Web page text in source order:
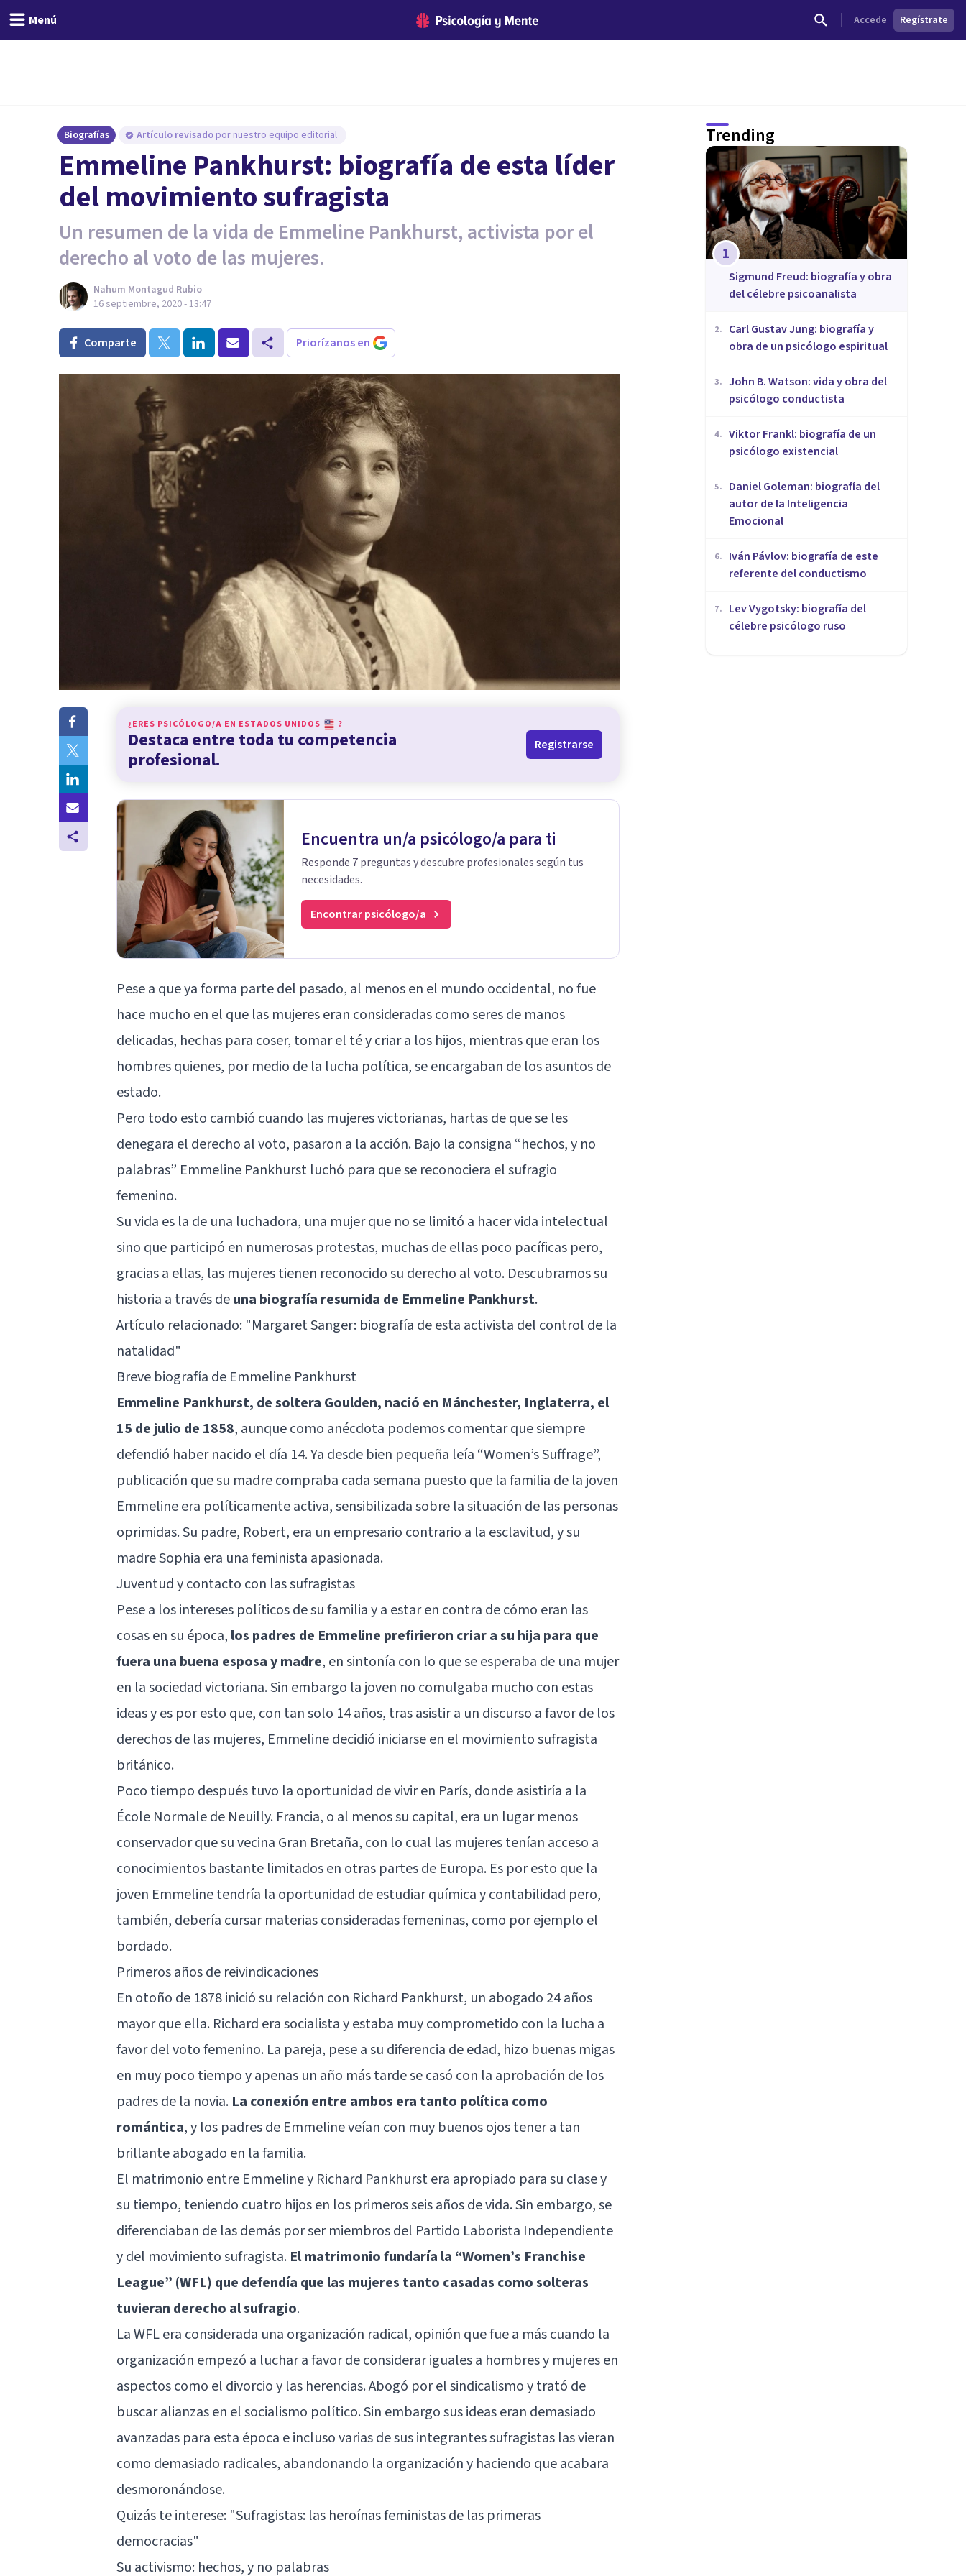
Menú Accede Regístrate
Biografías Artículo revisado por nuestro equipo editorial
Emmeline Pankhurst: biografía de esta líder
del movimiento sufragista
Un resumen de la vida de Emmeline Pankhurst, activista por el
derecho al voto de las mujeres.
Nahum Montagud Rubio
16 septiembre, 2020 - 13:47
Comparte Priorízanos en
¿ERES PSICÓLOGO/A EN ESTADOS UNIDOS ?
Destaca entre toda tu competencia
profesional.
Registrarse
Encuentra un/a psicólogo/a para ti
Responde 7 preguntas y descubre profesionales según tus
necesidades.
Encontrar psicólogo/a
Pese a que ya forma parte del pasado, al menos en el mundo occidental, no fue
hace mucho en el que las mujeres eran consideradas como seres de manos
delicadas, hechas para coser, tomar el té y criar a los hijos, mientras que eran los
hombres quienes, por medio de la lucha política, se encargaban de los asuntos de
estado.
Pero todo esto cambió cuando las mujeres victorianas, hartas de que se les
denegara el derecho al voto, pasaron a la acción. Bajo la consigna “hechos, y no
palabras” Emmeline Pankhurst luchó para que se reconociera el sufragio
femenino.
Su vida es la de una luchadora, una mujer que no se limitó a hacer vida intelectual
sino que participó en numerosas protestas, muchas de ellas poco pacíficas pero,
gracias a ellas, las mujeres tienen reconocido su derecho al voto. Descubramos su
historia a través deuna biografía resumida de Emmeline Pankhurst.
Artículo relacionado: "Margaret Sanger: biografía de esta activista del control de la
natalidad"
Breve biografía de Emmeline Pankhurst
Emmeline Pankhurst, de soltera Goulden, nació en Mánchester, Inglaterra, el
15 de julio de 1858, aunque como anécdota podemos comentar que siempre
defendió haber nacido el día 14. Ya desde bien pequeña leía “Women’s Suffrage”,
publicación que su madre compraba cada semana puesto que la familia de la joven
Emmeline era políticamente activa, sensibilizada sobre la situación de las personas
oprimidas. Su padre, Robert, era un empresario contrario a la esclavitud, y su
madre Sophia era una feminista apasionada.
Juventud y contacto con las sufragistas
Pese a los intereses políticos de su familia y a estar en contra de cómo eran las
cosas en su época, los padres de Emmeline prefirieron criar a su hija para que
fuera una buena esposa y madre, en sintonía con lo que se esperaba de una mujer
en la sociedad victoriana. Sin embargo la joven no comulgaba mucho con estas
ideas y es por esto que, con tan solo 14 años, tras asistir a un discurso a favor de los
derechos de las mujeres, Emmeline decidió iniciarse en el movimiento sufragista
británico.
Poco tiempo después tuvo la oportunidad de vivir en París, donde asistiría a la
École Normale de Neuilly. Francia, o al menos su capital, era un lugar menos
conservador que su vecina Gran Bretaña, con lo cual las mujeres tenían acceso a
conocimientos bastante limitados en otras partes de Europa. Es por esto que la
joven Emmeline tendría la oportunidad de estudiar química y contabilidad pero,
también, debería cursar materias consideradas femeninas, como por ejemplo el
bordado.
Primeros años de reivindicaciones
En otoño de 1878 inició su relación con Richard Pankhurst, un abogado 24 años
mayor que ella. Richard era socialista y estaba muy comprometido con la lucha a
favor del voto femenino. La pareja, pese a su diferencia de edad, hizo buenas migas
en muy poco tiempo y apenas un año más tarde se casó con la aprobación de los
padres de la novia. La conexión entre ambos era tanto política como
romántica, y los padres de Emmeline veían con muy buenos ojos tener a tan
brillante abogado en la familia.
El matrimonio entre Emmeline y Richard Pankhurst era apropiado para su clase y
su tiempo, teniendo cuatro hijos en los primeros seis años de vida. Sin embargo, se
diferenciaban de las demás por ser miembros del Partido Laborista Independiente
y del movimiento sufragista. El matrimonio fundaría la “Women’s Franchise
League” (WFL) que defendía que las mujeres tanto casadas como solteras
tuvieran derecho al sufragio.
La WFL era considerada una organización radical, opinión que fue a más cuando la
organización empezó a luchar a favor de considerar iguales a hombres y mujeres en
aspectos como el divorcio y las herencias. Abogó por el sindicalismo y trató de
buscar alianzas en el socialismo político. Sin embargo sus ideas eran demasiado
avanzadas para esta época e incluso varias de sus integrantes sufragistas las vieran
como demasiado radicales, abandonando la organización y haciendo que acabara
desmoronándose.
Quizás te interese: "Sufragistas: las heroínas feministas de las primeras
democracias"
Su activismo: hechos, y no palabras
Trending
1
Sigmund Freud: biografía y obra
del célebre psicoanalista
2.
​Carl Gustav Jung: biografía y
obra de un psicólogo espiritual
3. John B. Watson: vida y obra del
psicólogo conductista
4. Viktor Frankl: biografía de un
psicólogo existencial
5.
Daniel Goleman: biografía del
autor de la Inteligencia
Emocional
6.
Iván Pávlov: biografía de este
referente del conductismo
7.
Lev Vygotsky: biografía del
célebre psicólogo ruso